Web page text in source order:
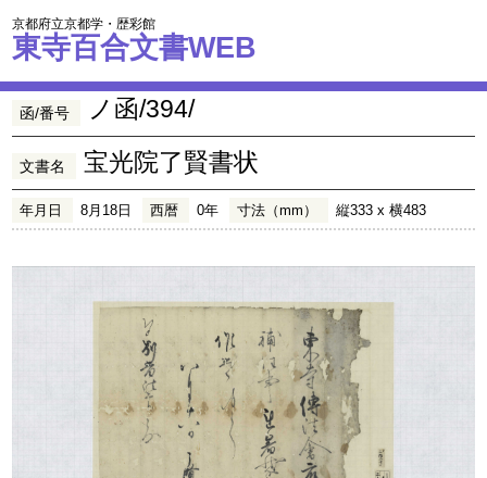
京都府立京都学・歴彩館
東寺百合文書WEB
函/番号 ノ函/394/
文書名 宝光院了賢書状
年月日 8月18日 西暦 0年 寸法（mm） 縦333 x 横483